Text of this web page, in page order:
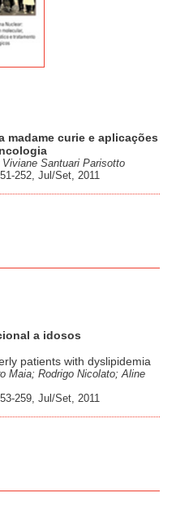
madame curie e aplicações
Santuari Parisotto
252, Jul/Set, 2011
a idosos
patients with dyslipidemia
Maia; Rodrigo Nicolato; Aline
259, Jul/Set, 2011